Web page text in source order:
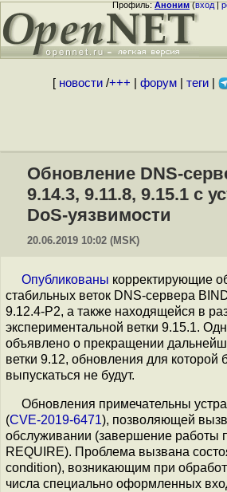
Профиль:Аноним(вход|
[ новости/+++ форум| теги|
Обновление DNS-
9.14.3, 9.11.8, 9.15.1 с
DoS-уязвимости
20.06.2019 10:02 (MSK)
Опубликованы корректирующие
стабильных веток DNS-сервера
9.12.4-P2, а также находящейся в
экспериментальной ветки 9.15.1.
объявлено о прекращении
ветки 9.12, обновления для которой
выпускаться не будут.
Обновления примечательны
(CVE-2019-6471), позволяющей
обслуживании (завершение работы
REQUIRE). Проблема вызвана
condition), возникающим при
числа специально оформленных